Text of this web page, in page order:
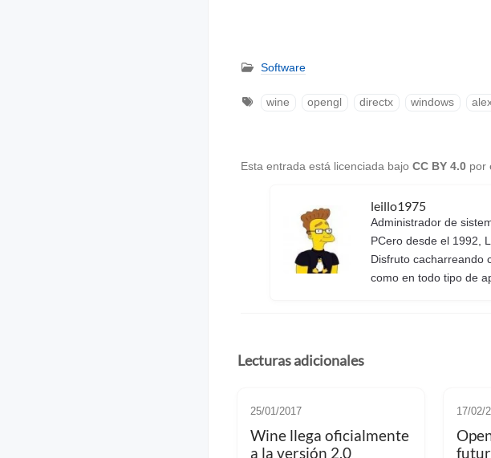
Software
wine opengl directx windows
Esta entrada está licenciada bajo CC BY 4.0 por
leillo1975
Administrador de
PCero desde el 1992,
Disfruto cacharreando
como en todo tipo de
Lecturas adicionales
25/01/2017
Wine llega oficialmente
a la versión 2.0
17/02/